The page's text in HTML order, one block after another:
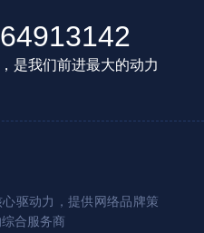
是我们前进最大的动力
驱动力，提供网络品牌策
合服务商